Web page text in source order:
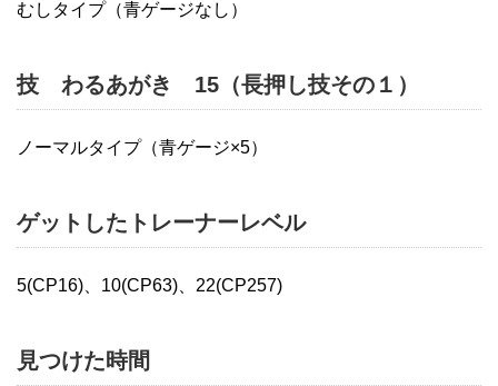
むしタイプ（青ゲージなし）
技 わるあがき 15（長押し技その１）
ノーマルタイプ（青ゲージ×5）
ゲットしたトレーナーレベル
5(CP16)、10(CP63)、22(CP257)
見つけた時間